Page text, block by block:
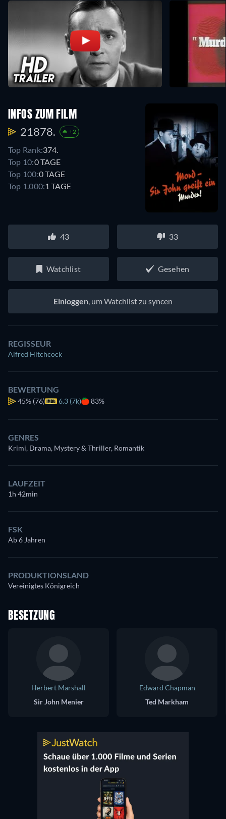
INFOS ZUM FILM
21878. +2
Top Rank:374.
Top 10:0 TAGE
Top 100:0 TAGE
Top 1.000:1 TAGE
43 33
Watchlist Gesehen
Einloggen , um Watchlist zu syncen
REGISSEUR
Alfred Hitchcock
BEWERTUNG
45% (76) 6.3 (7k) 83%
GENRES
Krimi, Drama, Mystery & Thriller, Romantik
LAUFZEIT
1h 42min
FSK
Ab 6 Jahren
PRODUKTIONSLAND
Vereinigtes Königreich
BESETZUNG
Herbert Marshall
Sir John Menier
Edward Chapman
Ted Markham